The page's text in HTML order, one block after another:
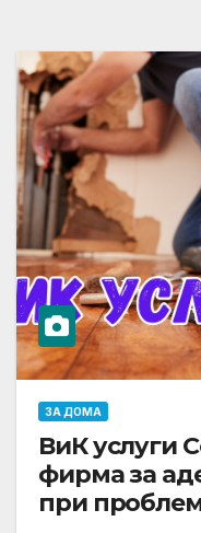
ЗА ДОМА
ВиК услуги
фирма за